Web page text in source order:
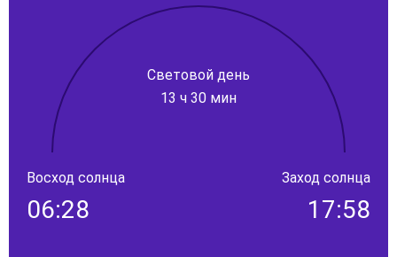
Световой день
13 ч 30 мин
Восход солнца
06:28
Заход солнца
17:58